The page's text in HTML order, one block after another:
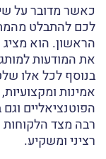
כאשר מדובר על
לכם להתבלט
הראשון. הוא
את המודעות
בנוסף לכל אלו
אמינות
הפוטנציאליים
רבה מצד
רציני ומשקיע.